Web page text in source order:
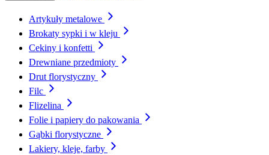
Artykuły metalowe
Brokaty sypki i w kleju
Cekiny i konfetti
Drewniane przedmioty
Drut florystyczny
Filc
Flizelina
Folie i papiery do pakowania
Gąbki florystyczne
Lakiery, kleje, farby